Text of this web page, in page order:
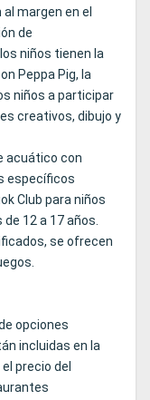
margen en el
de
niños tienen la
Peppa Pig, la
niños a participar
creativos, dibujo y
acuático con
específicos
Club para niños
de 12 a 17 años.
se ofrecen
opciones
incluidas en la
precio del